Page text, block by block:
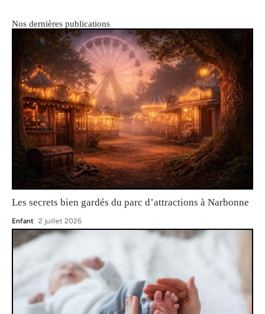
Nos dernières publications
Les secrets bien gardés du parc d’attractions à Narbonne
Enfant 2 juillet 2026